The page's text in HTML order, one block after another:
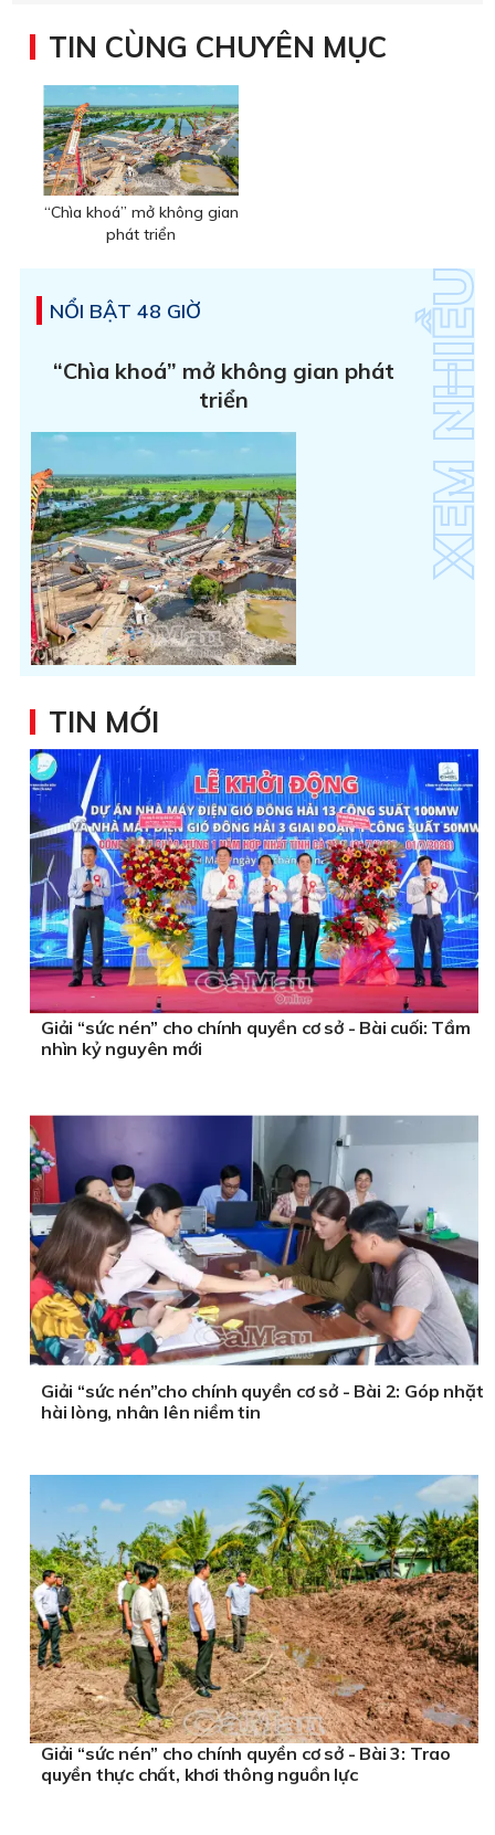
TIN CÙNG CHUYÊN MỤC
“Chìa khoá” mở không gian
phát triển
NỔI BẬT 48 GIỜ
“Chìa khoá” mở không gian phát
triển
TIN MỚI
Giải “sức nén” cho chính quyền cơ sở - Bài cuối: Tầm
nhìn kỷ nguyên mới
Giải “sức nén”cho chính quyền cơ sở - Bài 2: Góp nhặt
hài lòng, nhân lên niềm tin
Giải “sức nén” cho chính quyền cơ sở - Bài 3: Trao
quyền thực chất, khơi thông nguồn lực